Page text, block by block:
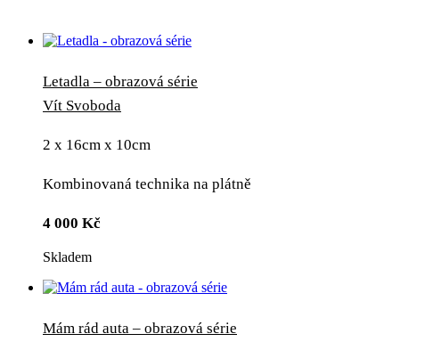
Letadla – obrazová série
Vít Svoboda
2 x 16cm x 10cm
Kombinovaná technika na plátně
4 000 Kč
Skladem
Mám rád auta – obrazová série